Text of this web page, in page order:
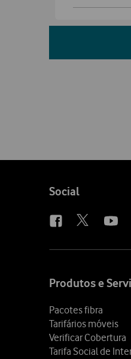
Follow
Social
Produtos e
Pacotes fibra
Tarifários móveis
Verificar Cobertura
Tarifa Social de